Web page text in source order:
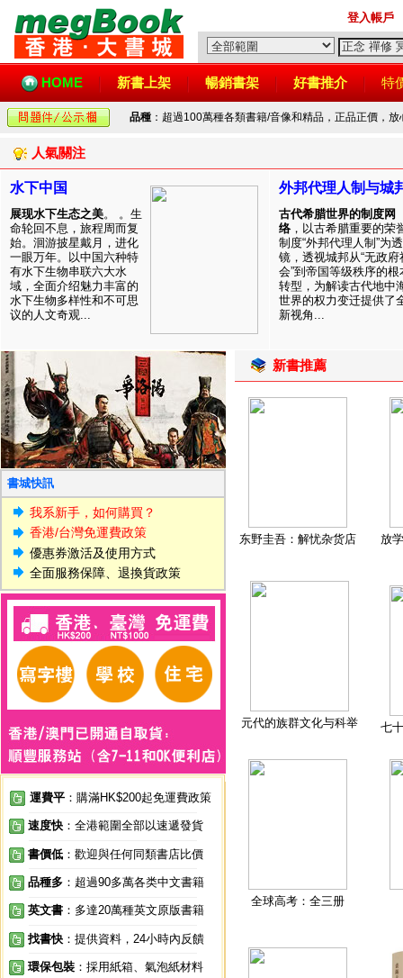
登入帳戶
HOME 新書上架 暢銷書架 好書推介 特
品種 ：超過100萬種各類書籍/音像和精品，正品正價，
人氣關注
水下中国
展现水下生态之美。 。生
命轮回不息，旅程周而复
始。洄游披星戴月，进化
一眼万年。以中国六种特
有水下生物串联六大水
域，全面介绍魅力丰富的
水下生物多样性和不可思
议的人文奇观...
外邦代理人制与城
古代希腊世界的制度网
络 ，以古希腊重要的荣
制度“外邦代理人制”为透
镜，透视城邦从“无政府
会”到帝国等级秩序的根
转型，为解读古代地中
世界的权力变迁提供了
新视角...
書城快訊
我系新手，如何購買？
香港/台灣免運費政策
優惠券激活及使用方式
全面服務保障、退換貨政策
運費平 ：購滿HK$200起免運費政策
速度快 ：全港範圍全部以速遞發貨
書價低 ：歡迎與任何同類書店比價
品種多 ：超過90多萬各类中文書籍
英文書 ：多達20萬種英文原版書籍
找書快 ：提供資料，24小時內反饋
環保包裝 ：採用紙箱、氣泡紙材料
新書推薦
东野圭吾：解忧杂货店 放
元代的族群文化与科举 七
全球高考：全三册